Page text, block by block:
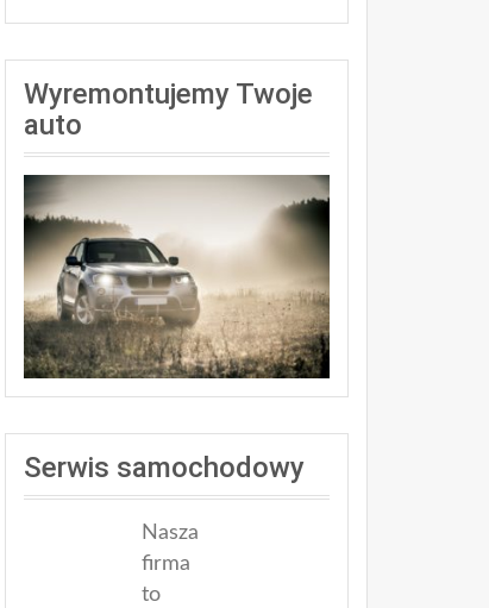
Wyremontujemy Twoje
auto
Serwis samochodowy
Nasza
firma
to